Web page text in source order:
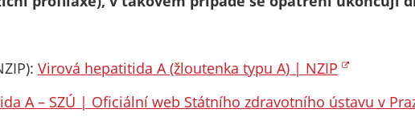
Virová hepatitida A (žloutenka typu A) | NZIP
A – SZÚ | Oficiální web Státního zdravotního ústavu v
vztahu k Vaší
možnost
výkonu a